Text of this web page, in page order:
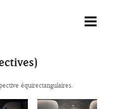
équirectangulaires.